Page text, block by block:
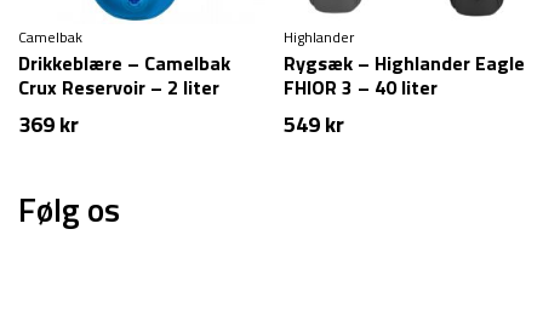
Camelbak
Drikkeblære – Camelbak
Crux Reservoir – 2 liter
369kr
Highlander
Rygsæk – Highlander Eagle
FHIOR 3 – 40 liter
549kr
Følg os